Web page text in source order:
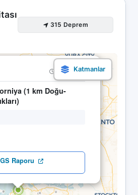
315 Deprem
05.05 17:57
(1 km Doğu-
Raporu
×